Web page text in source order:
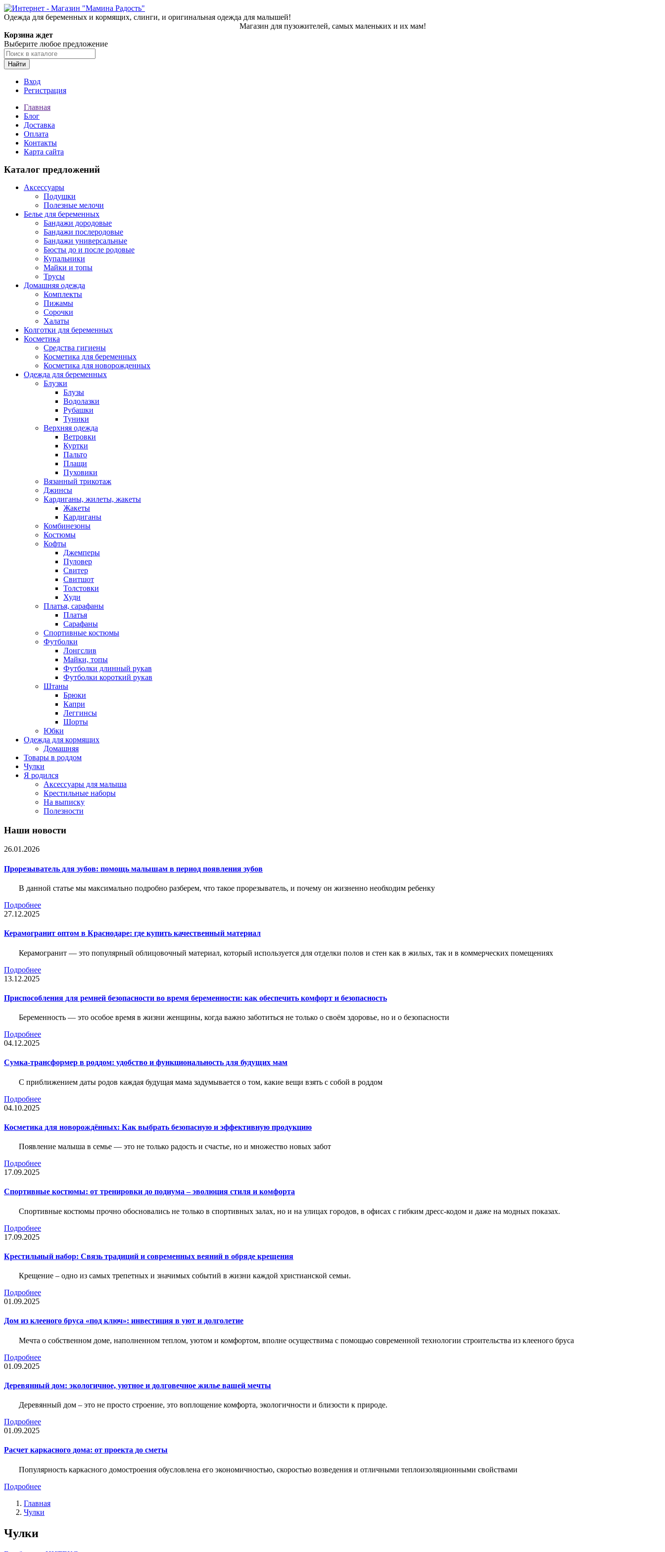
Одежда для беременных и кормящих, слинги, и оригинальная одежда для малышей!
Магазин для пузожителей, самых маленьких и их мам!
Корзина ждет
Выберите любое предложение
Найти
Вход
Регистрация
Главная
Блог
Доставка
Оплата
Контакты
Карта сайта
Каталог предложений
Аксессуары
Подушки
Полезные мелочи
Белье для беременных
Бандажи дородовые
Бандажи послеродовые
Бандажи универсальные
Бюсты до и после родовые
Купальники
Майки и топы
Трусы
Домашняя одежда
Комплекты
Пижамы
Сорочки
Халаты
Колготки для беременных
Косметика
Cредства гигиены
Косметика для беременных
Косметика для новорожденных
Одежда для беременных
Блузки
Блузы
Водолазки
Рубашки
Туники
Верхняя одежда
Ветровки
Куртки
Пальто
Плащи
Пуховики
Вязанный трикотаж
Джинсы
Кардиганы, жилеты, жакеты
Жакеты
Кардиганы
Комбинезоны
Костюмы
Кофты
Джемперы
Пуловер
Свитер
Свитшот
Толстовки
Худи
Платья, сарафаны
Платья
Сарафаны
Спортивные костюмы
Футболки
Лонгслив
Майки, топы
Футболки длинный рукав
Футболки короткий рукав
Штаны
Брюки
Капри
Леггинсы
Шорты
Юбки
Одежда для кормящих
Домашняя
Товары в роддом
Чулки
Я родился
Аксессуары для малыша
Крестильные наборы
На выписку
Полезности
Наши новости
26.01.2026
Прорезыватель для зубов: помощь малышам в период появления зубов
В данной статье мы максимально подробно разберем, что такое прорезыватель, и почему он жизненно необходим ребенку
Подробнее
27.12.2025
Керамогранит оптом в Краснодаре: где купить качественный материал
Керамогранит — это популярный облицовочный материал, который используется для отделки полов и стен как в жилых, так и в коммерческих помещениях
Подробнее
13.12.2025
Приспособления для ремней безопасности во время беременности: как обеспечить комфорт и безопасность
Беременность — это особое время в жизни женщины, когда важно заботиться не только о своём здоровье, но и о безопасности
Подробнее
04.12.2025
Сумка-трансформер в роддом: удобство и функциональность для будущих мам
С приближением даты родов каждая будущая мама задумывается о том, какие вещи взять с собой в роддом
Подробнее
04.10.2025
Косметика для новорождённых: Как выбрать безопасную и эффективную продукцию
Появление малыша в семье — это не только радость и счастье, но и множество новых забот
Подробнее
17.09.2025
Спортивные костюмы: от тренировки до подиума – эволюция стиля и комфорта
Спортивные костюмы прочно обосновались не только в спортивных залах, но и на улицах городов, в офисах с гибким дресс-кодом и даже на модных показах.
Подробнее
17.09.2025
Крестильный набор: Связь традиций и современных веяний в обряде крещения
Крещение – одно из самых трепетных и значимых событий в жизни каждой христианской семьи.
Подробнее
01.09.2025
Дом из клееного бруса «под ключ»: инвестиция в уют и долголетие
Мечта о собственном доме, наполненном теплом, уютом и комфортом, вполне осуществима с помощью современной технологии строительства из клееного бруса
Подробнее
01.09.2025
Деревянный дом: экологичное, уютное и долговечное жилье вашей мечты
Деревянный дом – это не просто строение, это воплощение комфорта, экологичности и близости к природе.
Подробнее
01.09.2025
Расчет каркасного дома: от проекта до сметы
Популярность каркасного домостроения обусловлена его экономичностью, скоростью возведения и отличными теплоизоляционными свойствами
Подробнее
Главная
Чулки
Чулки